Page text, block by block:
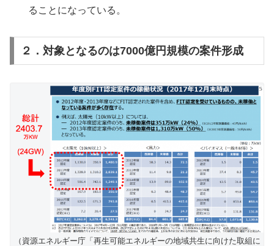
ることになっている。
２．対象となるのは7000億円規模の案件形成
（資源エネルギー庁「再生可能エネルギーの地域共生に向けた取組に